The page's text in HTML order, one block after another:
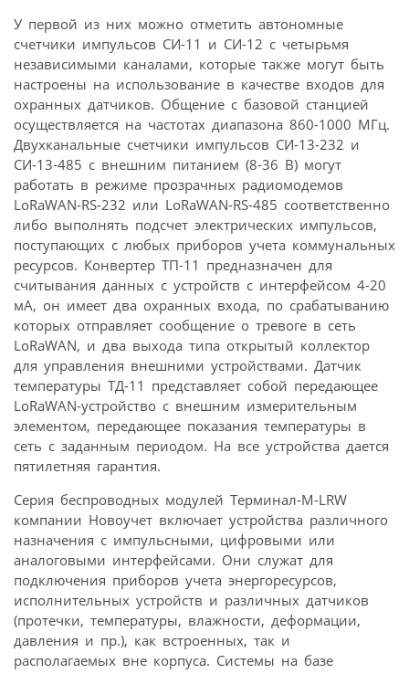
У первой из них можно отметить автономные
счетчики импульсов СИ-11 и СИ-12 с четырьмя
независимыми каналами, которые также могут быть
настроены на использование в качестве входов для
охранных датчиков. Общение с базовой станцией
осуществляется на частотах диапазона 860-1000 МГц.
Двухканальные счетчики импульсов СИ-13-232 и
СИ-13-485 с внешним питанием (8-36 В) могут
работать в режиме прозрачных радиомодемов
LoRaWAN-RS-232 или LoRaWAN-RS-485 соответственно
либо выполнять подсчет электрических импульсов,
поступающих c любых приборов учета коммунальных
ресурсов. Конвертер ТП-11 предназначен для
считывания данных с устройств с интерфейсом 4-20
мА, он имеет два охранных входа, по срабатыванию
которых отправляет сообщение о тревоге в сеть
LoRaWAN, и два выхода типа открытый коллектор
для управления внешними устройствами. Датчик
температуры ТД-11 представляет собой передающее
LoRaWAN-устройство с внешним измерительным
элементом, передающее показания температуры в
сеть с заданным периодом. На все устройства дается
пятилетняя гарантия.
Серия беспроводных модулей Терминал-М-LRW
компании Новоучет включает устройства различного
назначения с импульсными, цифровыми или
аналоговыми интерфейсами. Они служат для
подключения приборов учета энергоресурсов,
исполнительных устройств и различных датчиков
(протечки, температуры, влажности, деформации,
давления и пр.), как встроенных, так и
располагаемых вне корпуса. Системы на базе